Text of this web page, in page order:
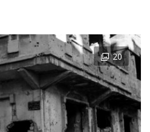
20